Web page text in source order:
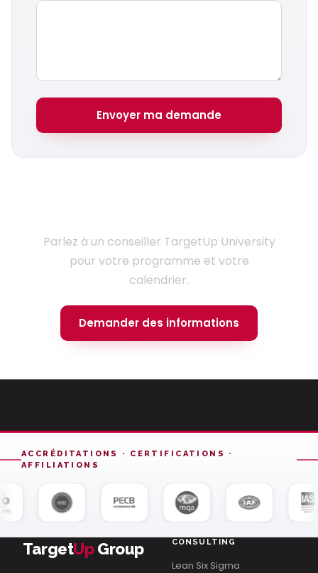
Envoyer ma demande
Parlez à un conseiller TargetUp University
pour votre programme et votre
calendrier.
Demander des informations
ACCRÉDITATIONS · CERTIFICATIONS ·
AFFILIATIONS
TargetUpGroup CONSULTING
Lean Six Sigma